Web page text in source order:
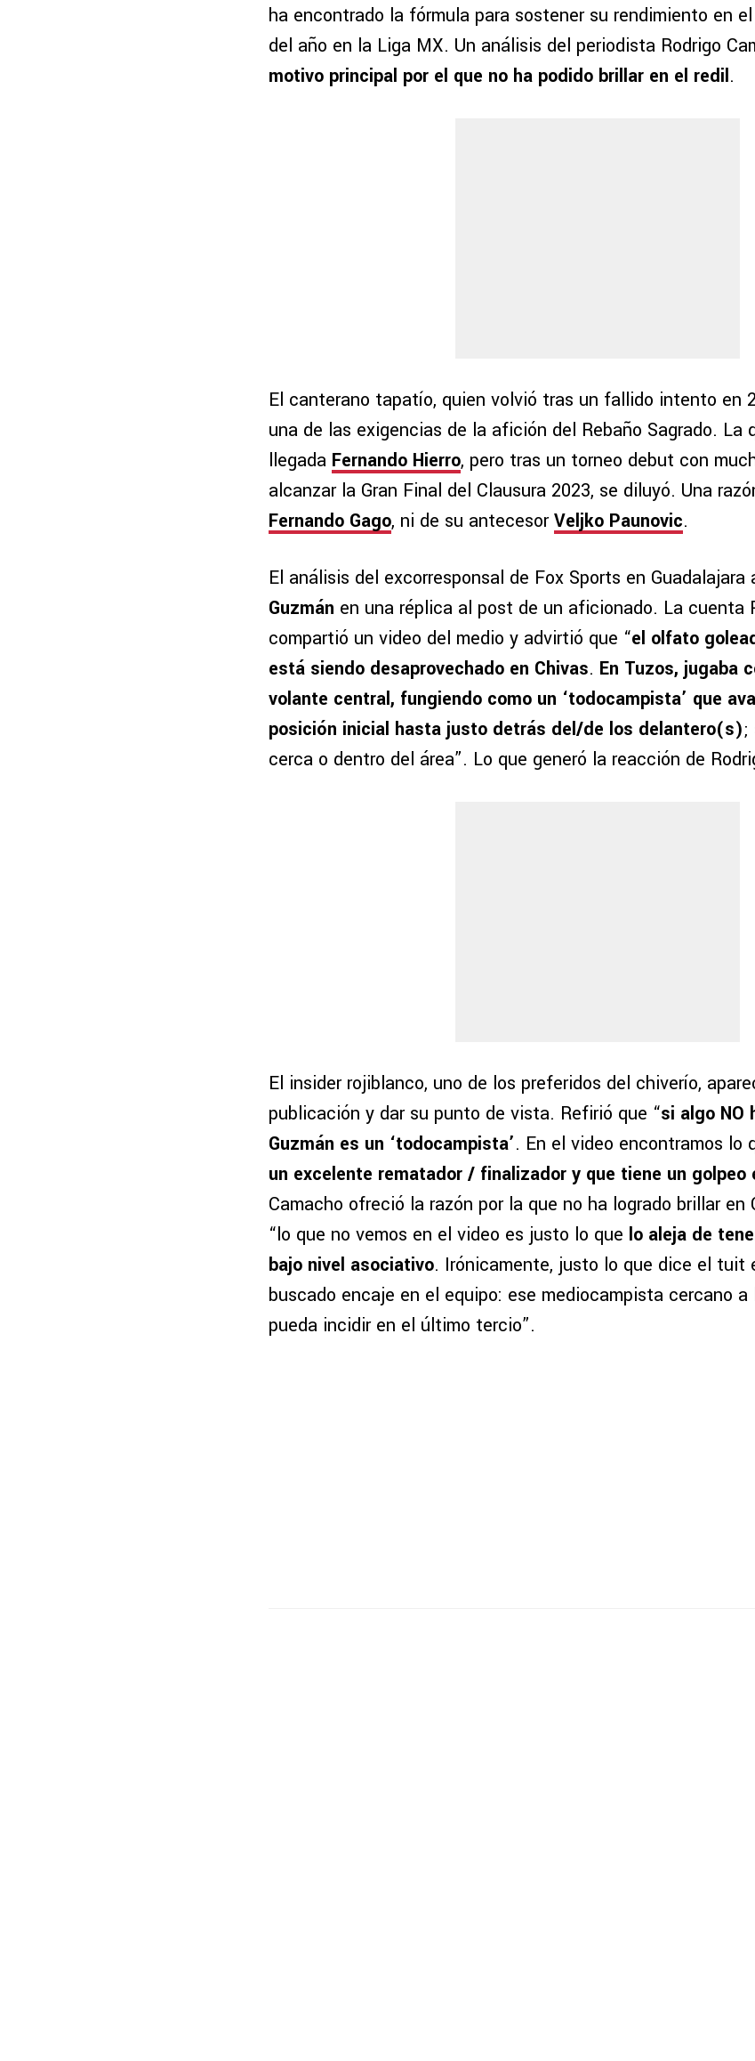
ha encontrado la fórmula para sostener su rendimiento en
del año en la Liga MX. Un análisis del periodista Rodrigo
motivo principal por el que no ha podido brillar en el redil.
El canterano tapatío, quien volvió tras un fallido intento en
una de las exigencias de la afición del Rebaño Sagrado. La
llegada Fernando Hierro, pero tras un torneo debut con
alcanzar la Gran Final del Clausura 2023, se diluyó. Una
Fernando Gago, ni de su antecesorVeljko Paunovic.
El análisis del excorresponsal de Fox Sports en Guadalajara
Guzmán en una réplica al post de un aficionado. La cuenta
compartió un video del medio y advirtió que “el olfato
está siendo desaprovechado en Chivas. En Tuzos, jugaba
volante central, fungiendo como un ‘todocampista’ que
posición inicial hasta justo detrás del/de los delantero(s);
cerca o dentro del área”. Lo que generó la reacción de
El insider rojiblanco, uno de los preferidos del chiverío,
publicación y dar su punto de vista. Refirió que “si algo NO
Guzmán es un ‘todocampista’. En el video encontramos lo
un excelente rematador / finalizador y que tiene un golpeo
Camacho ofreció la razón por la que no ha logrado brillar en
“lo que no vemos en el video es justo lo que lo aleja de
bajo nivel asociativo. Irónicamente, justo lo que dice el tuit
buscado encaje en el equipo: ese mediocampista cercano
pueda incidir en el último tercio”.